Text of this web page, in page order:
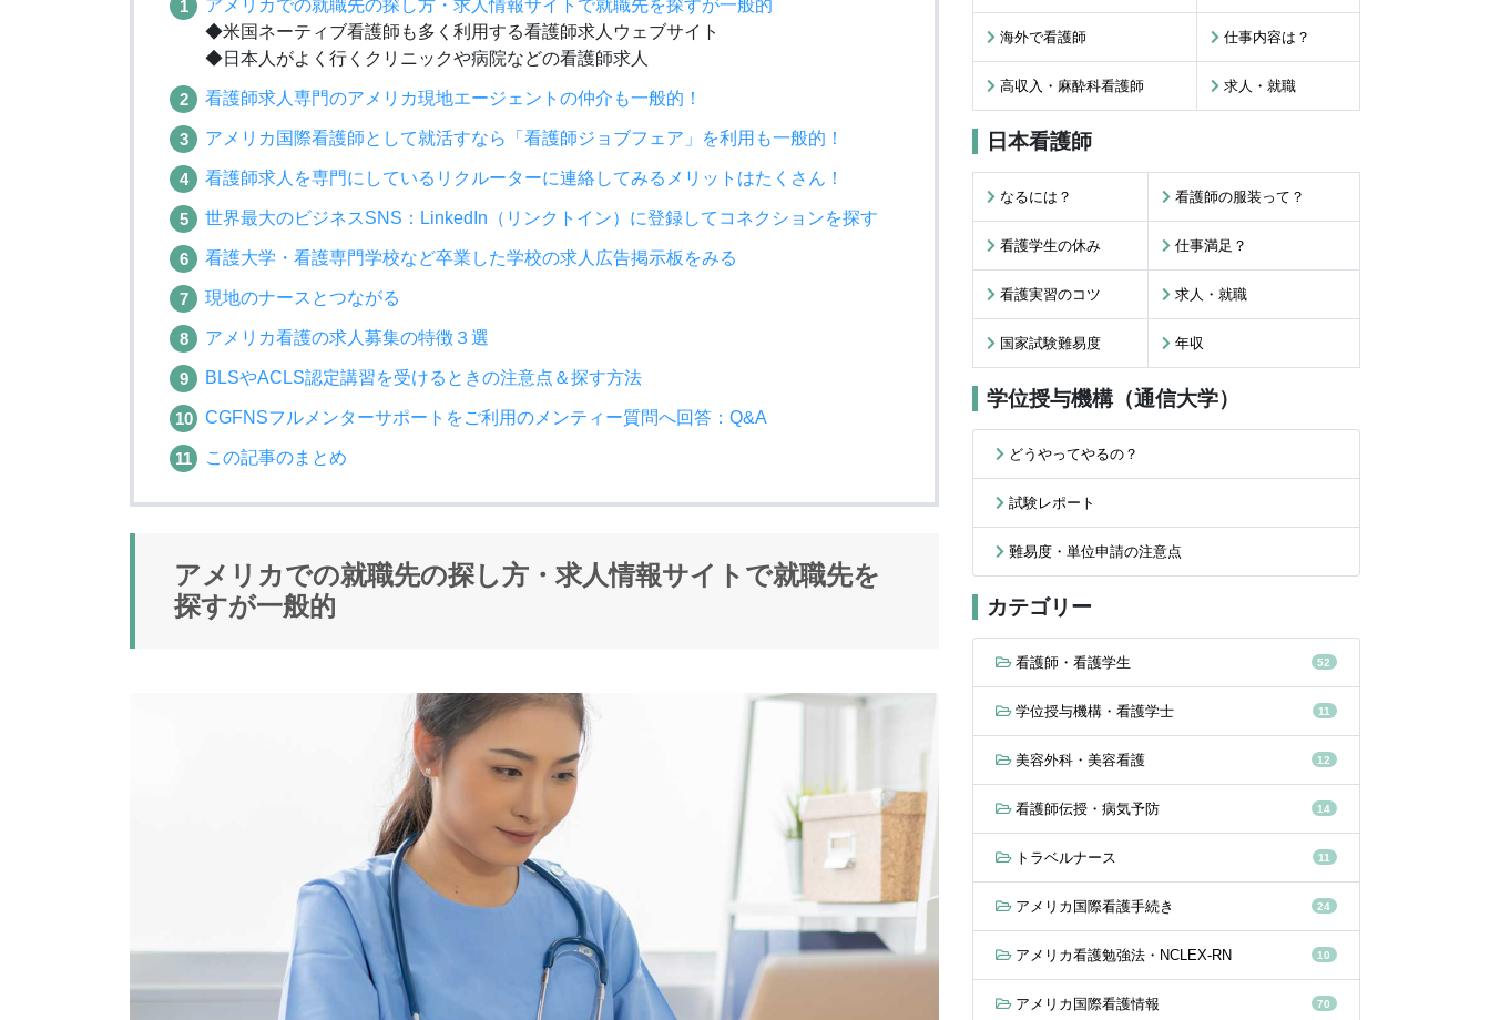
アメリカでの就職先の探し方・求人情報サイトで就職先を探すが一般的
◆米国ネーティブ看護師も多く利用する看護師求人ウェブサイト
◆日本人がよく行くクリニックや病院などの看護師求人
看護師求人専門のアメリカ現地エージェントの仲介も一般的！
アメリカ国際看護師として就活すなら「看護師ジョブフェア」を利用も一般的！
看護師求人を専門にしているリクルーターに連絡してみるメリットはたくさん！
世界最大のビジネスSNS：LinkedIn（リンクトイン）に登録してコネクションを探す
看護大学・看護専門学校など卒業した学校の求人広告掲示板をみる
現地のナースとつながる
アメリカ看護の求人募集の特徴３選
BLSやACLS認定講習を受けるときの注意点＆探す方法
CGFNSフルメンターサポートをご利用のメンティー質問へ回答：Q&A
この記事のまとめ
アメリカでの就職先の探し方・求人情報サイトで就職先を
探すが一般的
海外で看護師 仕事内容は？
高収入・麻酔科看護師 求人・就職
日本看護師
なるには？ 看護師の服装って？
看護学生の休み 仕事満足？
看護実習のコツ 求人・就職
国家試験難易度 年収
学位授与機構（通信大学）
どうやってやるの？
試験レポート
難易度・単位申請の注意点
カテゴリー
看護師・看護学生 52
学位授与機構・看護学士 11
美容外科・美容看護 12
看護師伝授・病気予防 14
トラベルナース 11
アメリカ国際看護手続き 24
アメリカ看護勉強法・NCLEX-RN 10
アメリカ国際看護情報 70